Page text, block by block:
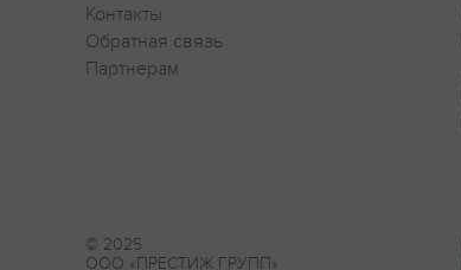
Контакты
Обратная связь
Партнерам
© 2025
ООО «ПРЕСТИЖ ГРУПП»